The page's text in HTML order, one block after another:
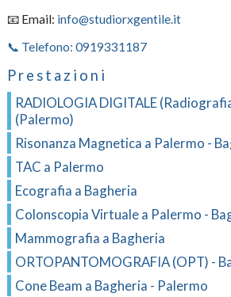
📧 Email: info@studiorxgentile.it
📞 Telefono: 0919331187
Prestazioni
RADIOLOGIA DIGITALE
(Palermo)
Risonanza Magnetica a Palermo -
TAC a Palermo
Ecografia a Bagheria
Colonscopia Virtuale a Palermo -
Mammografia a Bagheria
ORTOPANTOMOGRAFIA (OPT) -
Cone Beam a Bagheria - Palermo